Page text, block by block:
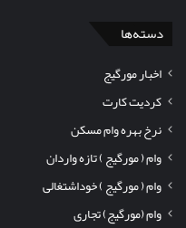
دسته‌ها
اخبار مورگیج
کردیت کارت
نرخ بهره وام مسکن
وام ( مورگیج ) تازه واردان
وام ( مورگیج ) خوداشتغالی
وام (مورگیج) تجاری